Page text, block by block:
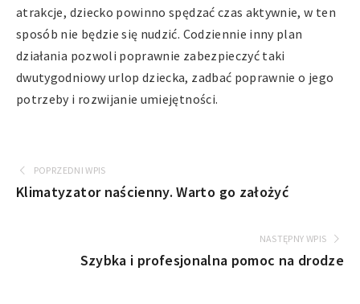
atrakcje, dziecko powinno spędzać czas aktywnie, w ten
sposób nie będzie się nudzić. Codziennie inny plan
działania pozwoli poprawnie zabezpieczyć taki
dwutygodniowy urlop dziecka, zadbać poprawnie o jego
potrzeby i rozwijanie umiejętności.
POPRZEDNI WPIS
Klimatyzator naścienny. Warto go założyć
NASTĘPNY WPIS
Szybka i profesjonalna pomoc na drodze